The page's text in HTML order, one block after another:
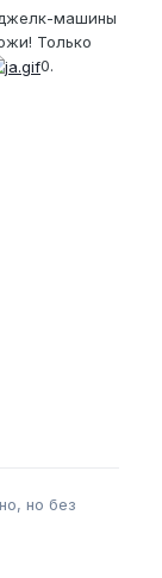
джелк-машины
Только
0.
но без